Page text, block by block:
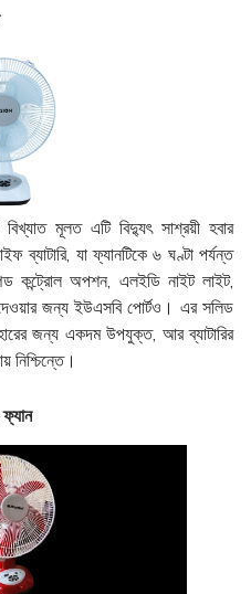
মূলত এটি বিদ্যুৎ সাশ্রয়ী হবার
ব্যাটারি, যা ফ্যানটিকে ৬ ঘণ্টা পর্যন্ত
কন্ট্রোল অপশন, এলইডি নাইট লাইট,
জন্য ইউএসবি পোর্টও। এর সলিড
জন্য একদম উপযুক্ত, আর ব্যাটারির
নিশ্চিন্তে।